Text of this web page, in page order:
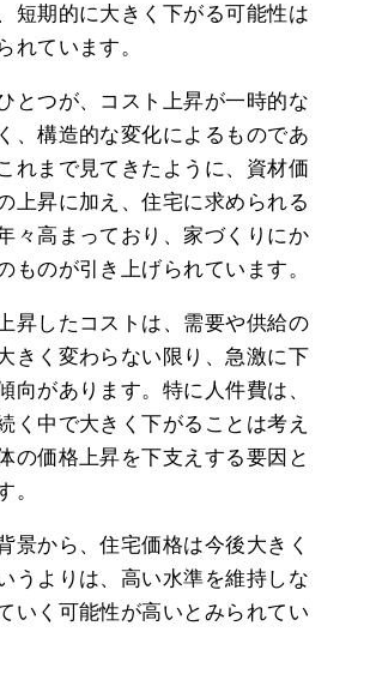
短期的に大きく下がる可能性は
れています。
とつが、コスト上昇が一時的な
、構造的な変化によるものであ
れまで見てきたように、資材価
上昇に加え、住宅に求められる
々高まっており、家づくりにか
ものが引き上げられています。
昇したコストは、需要や供給の
きく変わらない限り、急激に下
向があります。特に人件費は、
く中で大きく下がることは考え
の価格上昇を下支えする要因と
。
景から、住宅価格は今後大きく
うよりは、高い水準を維持しな
いく可能性が高いとみられてい